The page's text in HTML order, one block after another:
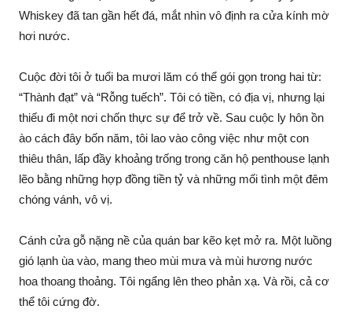
Whiskey đã tan gần hết đá, mắt nhìn vô định ra cửa kính mờ
hơi nước.
Cuộc đời tôi ở tuổi ba mươi lăm có thể gói gọn trong hai từ:
“Thành đạt” và “Rỗng tuếch”. Tôi có tiền, có địa vị, nhưng lại
thiếu đi một nơi chốn thực sự để trở về. Sau cuộc ly hôn ồn
ào cách đây bốn năm, tôi lao vào công việc như một con
thiêu thân, lấp đầy khoảng trống trong căn hộ penthouse lạnh
lẽo bằng những hợp đồng tiền tỷ và những mối tình một đêm
chóng vánh, vô vị.
Cánh cửa gỗ nặng nề của quán bar kẽo kẹt mở ra. Một luồng
gió lạnh ùa vào, mang theo mùi mưa và mùi hương nước
hoa thoang thoảng. Tôi ngẩng lên theo phản xạ. Và rồi, cả cơ
thể tôi cứng đờ.